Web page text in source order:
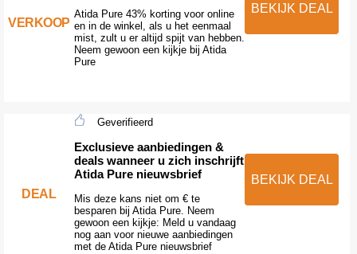
VERKOOP
Atida Pure 43% korting voor online
en in de winkel, als u het eenmaal
mist, zult u er altijd spijt van hebben.
Neem gewoon een kijkje bij Atida
Pure
BEKIJK DEAL
DEAL
Geverifieerd
Exclusieve aanbiedingen &
deals wanneer u zich inschrijft
Atida Pure nieuwsbrief
Mis deze kans niet om € te
besparen bij Atida Pure. Neem
gewoon een kijkje: Meld u vandaag
nog aan voor nieuwe aanbiedingen
met de Atida Pure nieuwsbrief
BEKIJK DEAL